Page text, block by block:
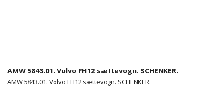
AMW 5843.01. Volvo FH12 sættevogn. SCHENKER.
AMW 5843.01. Volvo FH12 sættevogn. SCHENKER.